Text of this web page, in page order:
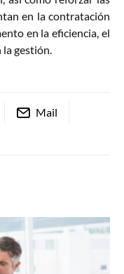
en la contratación
en la eficiencia, el
la gestión.
Mail